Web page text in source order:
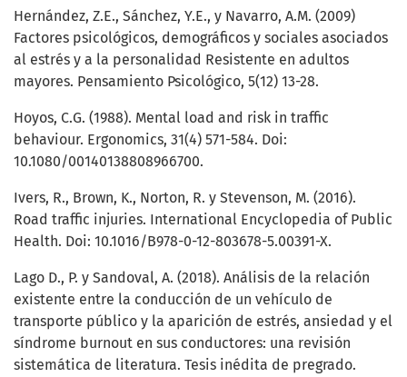
Hernández, Z.E., Sánchez, Y.E., y Navarro, A.M. (2009)
Factores psicológicos, demográficos y sociales asociados
al estrés y a la personalidad Resistente en adultos
mayores. Pensamiento Psicológico, 5(12) 13-28.
Hoyos, C.G. (1988). Mental load and risk in traffic
behaviour. Ergonomics, 31(4) 571-584. Doi:
10.1080/00140138808966700.
Ivers, R., Brown, K., Norton, R. y Stevenson, M. (2016).
Road traffic injuries. International Encyclopedia of Public
Health. Doi: 10.1016/B978-0-12-803678-5.00391-X.
Lago D., P. y Sandoval, A. (2018). Análisis de la relación
existente entre la conducción de un vehículo de
transporte público y la aparición de estrés, ansiedad y el
síndrome burnout en sus conductores: una revisión
sistemática de literatura. Tesis inédita de pregrado.